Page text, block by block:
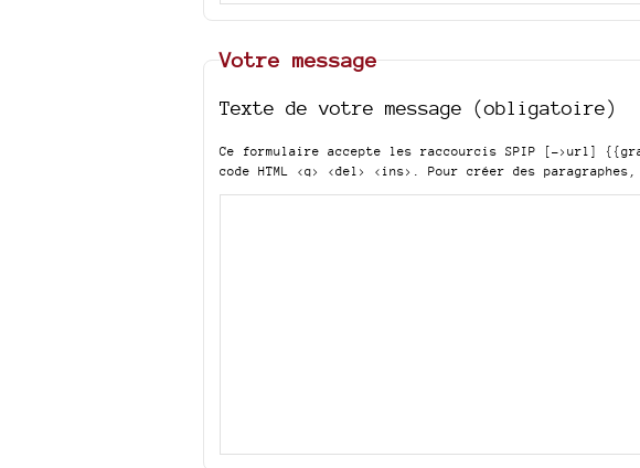
Votre message
Texte de votre message (obligatoire)
Ce formulaire accepte les raccourcis SPIP [->url]
code HTML <q> <del> <ins> . Pour créer des